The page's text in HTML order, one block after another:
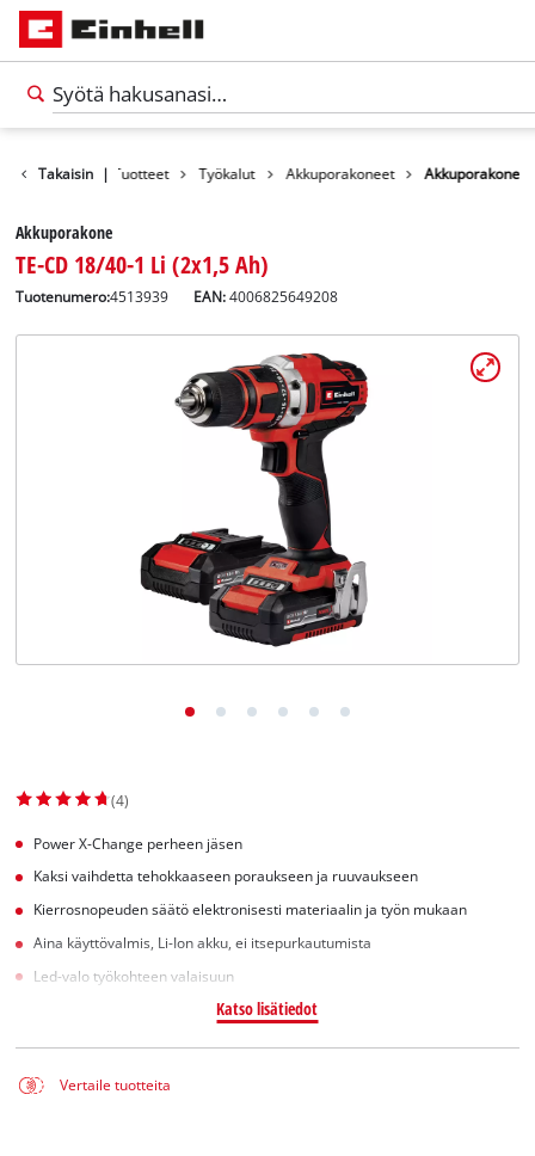
Takaisin | Tuotteet Työkalut Akkuporakoneet Akkuporakone
Akkuporakone
TE-CD 18/40-1 Li (2x1,5 Ah)
Tuotenumero:4513939 EAN:4006825649208
(4)
Power X-Change perheen jäsen
Kaksi vaihdetta tehokkaaseen poraukseen ja ruuvaukseen
Kierrosnopeuden säätö elektronisesti materiaalin ja työn mukaan
Aina käyttövalmis, Li-Ion akku, ei itsepurkautumista
Led-valo työkohteen valaisuun
Katso lisätiedot
Vertaile tuotteita